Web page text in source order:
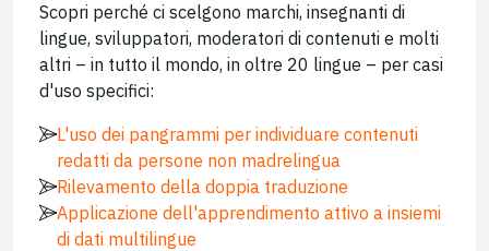
Scopri perché ci scelgono marchi, insegnanti di
lingue, sviluppatori, moderatori di contenuti e molti
altri – in tutto il mondo, in oltre 20 lingue – per casi
d'uso specifici:
L'uso dei pangrammi per individuare contenuti
redatti da persone non madrelingua
Rilevamento della doppia traduzione
Applicazione dell'apprendimento attivo a insiemi
di dati multilingue